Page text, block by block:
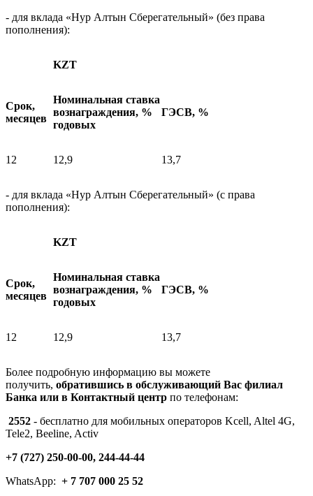
- для вклада «Нур Алтын Сберегательный» (без права
пополнения):
KZT
Срок,
месяцев
Номинальная ставка
вознаграждения, %
годовых
ГЭСВ, %
12 12,9 13,7
- для вклада «Нур Алтын Сберегательный» (с права
пополнения):
KZT
Срок,
месяцев
Номинальная ставка
вознаграждения, %
годовых
ГЭСВ, %
12 12,9 13,7
Более подробную информацию вы можете
получить, обратившись в обслуживающий Вас филиал
Банка или в Контактный центр по телефонам:
2552 - бесплатно для мобильных операторов Kcell, Altel 4G,
Tele2, Beeline, Activ
+7 (727) 250-00-00, 244-44-44
WhatsApp: + 7 707 000 25 52